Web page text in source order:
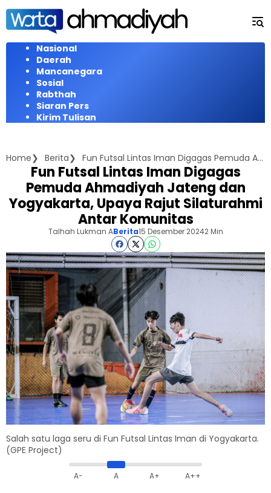
Langsung
konten
Nasional
Daerah
Mancanegara
Sosial
Rabthah
Siaran Pers
Kirim Tulisan
Home Berita Fun Futsal Lintas Iman Digagas Pemuda Ahmadiyah Jateng dan Yogyakarta, Upaya Rajut Silaturahmi Antar Komunitas
Fun Futsal Lintas Iman Digagas
Pemuda Ahmadiyah Jateng dan
Yogyakarta, Upaya Rajut Silaturahmi
Antar Komunitas
Talhah Lukman ABerita15 Desember 20242 Min
Salah satu laga seru di Fun Futsal Lintas Iman di Yogyakarta.
(GPE Project)
A- A A+ A++